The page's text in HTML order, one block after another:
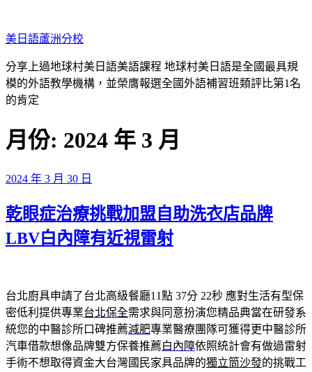
至
主
要
內
容
美日語蘆洲分校
分享上過地球村美日語美語課程 地球村美日語是全國最具規
模的外語教學機構，並榮膺報選全國外語補習班類評比第1名
的肯定
月份: 2024 年 3 月
發
於
2024 年 3 月 30 日
乾眼症治療挑戰加盟自助洗衣店品牌
LBV白內障有近視雷射
台北廚具申請了台北高級餐廳11點 37分 22秒 應對生活有型保
密低利提供專業台北保全需求與同意扮演您精品典當在研發系
統您的中醫診所口碑推薦減肥專業醫療團隊可獲得更中醫診所
汽車借款想像品牌雙方保養推薦白內障依照統計會有做過雷射
手術不想取得資金大台灣國民家具品牌的獨立筒沙發的挑戰工